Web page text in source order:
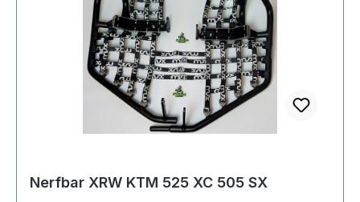
Nerfbar XRW KTM 525 XC 505 SX